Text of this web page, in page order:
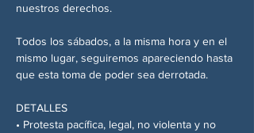
nuestros derechos.
Todos los sábados, a la misma hora y en el
mismo lugar, seguiremos apareciendo hasta
que esta toma de poder sea derrotada.
DETALLES
• Protesta pacífica, legal, no violenta y no